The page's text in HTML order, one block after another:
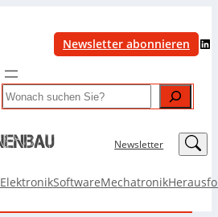
Newsletter abonnieren LinkedIn
Search
Newsletter LinkedIn
ElektronikSoftwareMechatronik